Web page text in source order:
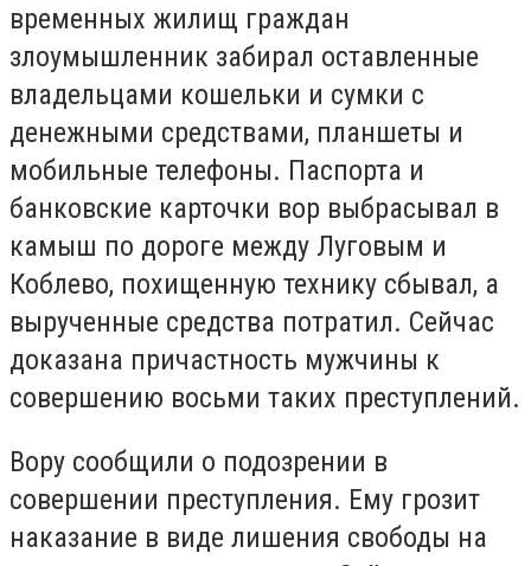
временных жилищ граждан
злоумышленник забирал оставленные
владельцами кошельки и сумки с
денежными средствами, планшеты и
мобильные телефоны. Паспорта и
банковские карточки вор выбрасывал в
камыш по дороге между Луговым и
Коблево, похищенную технику сбывал, а
вырученные средства потратил. Сейчас
доказана причастность мужчины к
совершению восьми таких преступлений.
Вору сообщили о подозрении в
совершении преступления. Ему грозит
наказание в виде лишения свободы на